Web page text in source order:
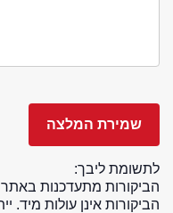
לתשומת ליבך:
הביקורות מתעדכנות באתר בימי
הביקורות אינן עולות מיד.